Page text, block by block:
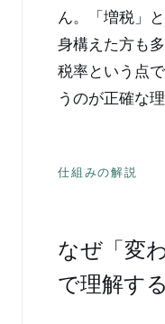
ん。「増税」
身構えた方も
税率という点
うのが正確な理
仕組みの解説
なぜ「変
で理解する